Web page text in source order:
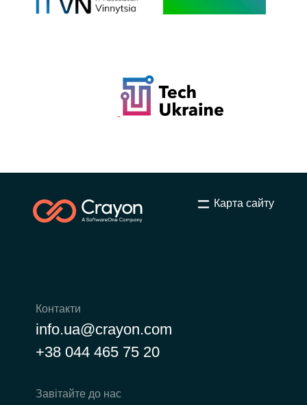
Карта сайту
Контакти
info.ua@crayon.com
+38 044 465 75 20
Завітайте до нас